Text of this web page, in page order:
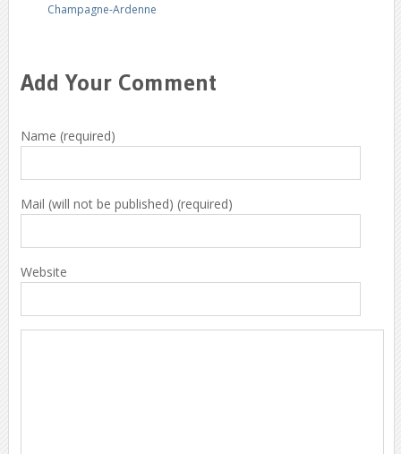
Champagne-Ardenne
Add Your Comment
Name (required)
Mail (will not be published) (required)
Website